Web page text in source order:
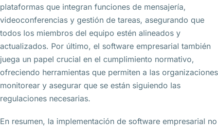
plataformas que integran funciones de mensajería,
videoconferencias y gestión de tareas, asegurando que
todos los miembros del equipo estén alineados y
actualizados. Por último, el software empresarial también
juega un papel crucial en el cumplimiento normativo,
ofreciendo herramientas que permiten a las organizaciones
monitorear y asegurar que se están siguiendo las
regulaciones necesarias.
En resumen, la implementación de software empresarial no